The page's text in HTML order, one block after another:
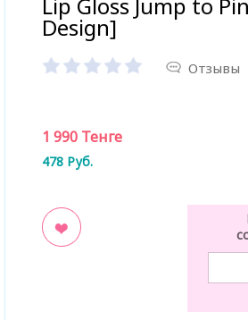
Design]
Отзывы
1 990 Тенге
478 Руб.